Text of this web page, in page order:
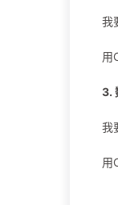
我
用
3.
我
用